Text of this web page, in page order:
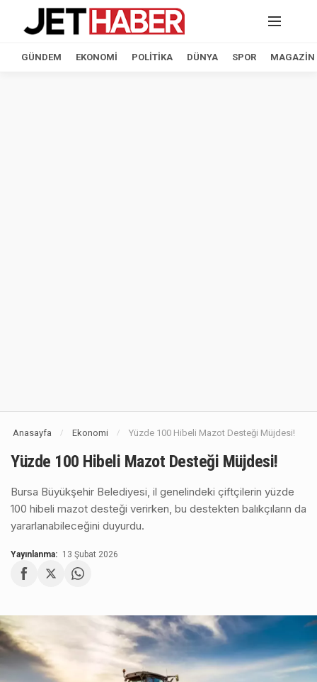
GÜNDEM EKONOMI POLITIKA DÜNYA SPOR MAGAZIN
Anasayfa / Ekonomi / Yüzde 100 Hibeli Mazot Desteği Müjdesi!
Yüzde 100 Hibeli Mazot Desteği Müjdesi!
Bursa Büyükşehir Belediyesi, il genelindeki çiftçilerin yüzde
100 hibeli mazot desteği verirken, bu destekten balıkçıların da
yararlanabileceğini duyurdu.
Yayınlanma: 13 Şubat 2026